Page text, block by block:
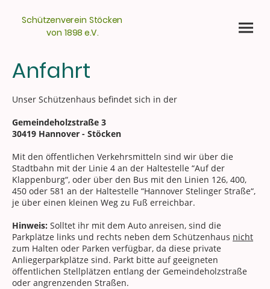
Schützenverein Stöcken
von 1898 e.V.
Anfahrt
Unser Schützenhaus befindet sich in der
Gemeindeholzstraße 3
30419 Hannover - Stöcken
Mit den öffentlichen Verkehrsmitteln sind wir über die
Stadtbahn mit der Linie 4 an der Haltestelle “Auf der
Klappenburg“, oder über den Bus mit den Linien 126, 400,
450 oder 581 an der Haltestelle “Hannover Stelinger Straße“,
je über einen kleinen Weg zu Fuß erreichbar.
Hinweis: Solltet ihr mit dem Auto anreisen, sind die
Parkplätze links und rechts neben dem Schützenhaus nicht
zum Halten oder Parken verfügbar, da diese private
Anliegerparkplätze sind. Parkt bitte auf geeigneten
öffentlichen Stellplätzen entlang der Gemeindeholzstraße
oder angrenzenden Straßen.